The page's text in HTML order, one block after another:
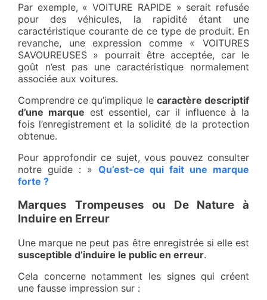
Par exemple, « VOITURE RAPIDE » serait refusée
pour des véhicules, la rapidité étant une
caractéristique courante de ce type de produit. En
revanche, une expression comme « VOITURES
SAVOUREUSES » pourrait être acceptée, car le
goût n’est pas une caractéristique normalement
associée aux voitures.
Comprendre ce qu’implique le caractère descriptif
d’une marque est essentiel, car il influence à la
fois l’enregistrement et la solidité de la protection
obtenue.
Pour approfondir ce sujet, vous pouvez consulter
notre guide : » Qu’est-ce qui fait une marque
forte ?
Marques Trompeuses ou De Nature à
Induire en Erreur
Une marque ne peut pas être enregistrée si elle est
susceptible d’induire le public en erreur.
Cela concerne notamment les signes qui créent
une fausse impression sur :